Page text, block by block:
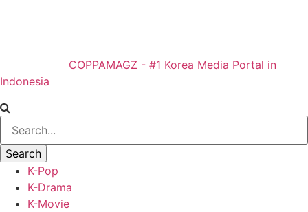
COPPAMAGZ - #1 Korea Media Portal in
Indonesia
K-Pop
K-Drama
K-Movie